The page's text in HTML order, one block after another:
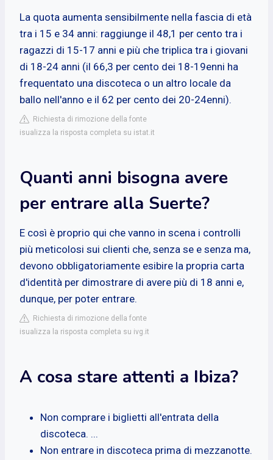
La quota aumenta sensibilmente nella fascia di età
tra i 15 e 34 anni: raggiunge il 48,1 per cento tra i
ragazzi di 15-17 anni e più che triplica tra i giovani
di 18-24 anni (il 66,3 per cento dei 18-19enni ha
frequentato una discoteca o un altro locale da
ballo nell'anno e il 62 per cento dei 20-24enni).
Richiesta di rimozione della fonte
isualizza la risposta completa su istat.it
Quanti anni bisogna avere
per entrare alla Suerte?
E così è proprio qui che vanno in scena i controlli
più meticolosi sui clienti che, senza se e senza ma,
devono obbligatoriamente esibire la propria carta
d'identità per dimostrare di avere più di 18 anni e,
dunque, per poter entrare.
Richiesta di rimozione della fonte
isualizza la risposta completa su ivg.it
A cosa stare attenti a Ibiza?
Non comprare i biglietti all'entrata della
discoteca. ...
Non entrare in discoteca prima di mezzanotte.